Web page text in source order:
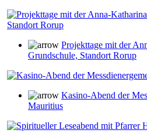
Projekttage mit der
Grundschule, Standort Rorup
Kasino-Abend der
Mauritius